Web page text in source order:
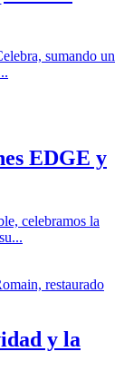
sumando un
EDGE y
celebramos la
y la